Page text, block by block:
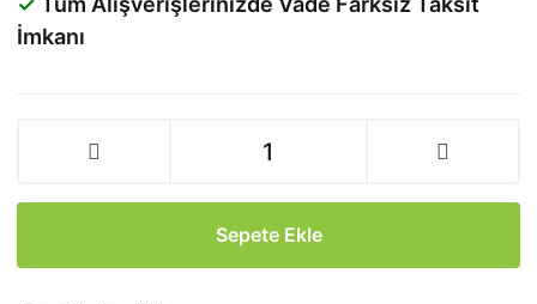
İmkanı
Sepete Ekle